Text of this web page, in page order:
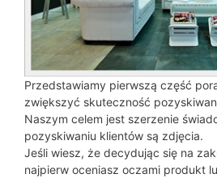
Przedstawiamy pierwszą część
zwiększyć skuteczność
Naszym celem jest szerzenie
pozyskiwaniu klientów są zdjęcia.
Jeśli wiesz, że decydując się na
najpierw oceniasz oczami produkt